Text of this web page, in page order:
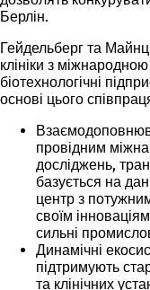
Берлін.
Гейдельберг та
клініки з
біотехнологічні
основі цього
провідним
досліджень,
базується на
центр з
своїм
сильні
Динамічні
підтримують
та клінічних